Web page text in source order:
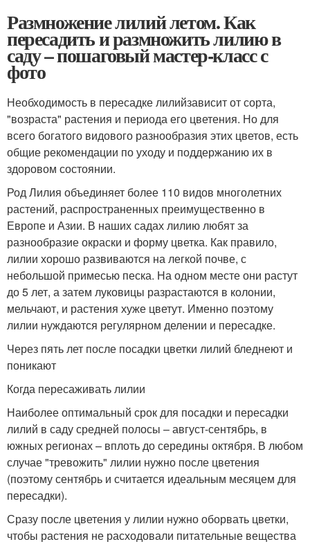
Размножение лилий летом. Как
пересадить и размножить лилию в
саду – пошаговый мастер-класс с
фото
Необходимость в пересадке лилийзависит от сорта,
"возраста" растения и периода его цветения. Но для
всего богатого видового разнообразия этих цветов, есть
общие рекомендации по уходу и поддержанию их в
здоровом состоянии.
Род Лилия объединяет более 110 видов многолетних
растений, распространенных преимущественно в
Европе и Азии. В наших садах лилию любят за
разнообразие окраски и форму цветка. Как правило,
лилии хорошо развиваются на легкой почве, с
небольшой примесью песка. На одном месте они растут
до 5 лет, а затем луковицы разрастаются в колонии,
мельчают, и растения хуже цветут. Именно поэтому
лилии нуждаются регулярном делении и пересадке.
Через пять лет после посадки цветки лилий бледнеют и
поникают
Когда пересаживать лилии
Наиболее оптимальный срок для посадки и пересадки
лилий в саду средней полосы – август-сентябрь, в
южных регионах – вплоть до середины октября. В любом
случае "тревожить" лилии нужно после цветения
(поэтому сентябрь и считается идеальным месяцем для
пересадки).
Сразу после цветения у лилии нужно оборвать цветки,
чтобы растения не расходовали питательные вещества